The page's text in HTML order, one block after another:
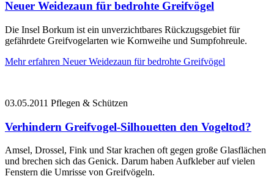
Neuer Weidezaun für bedrohte Greifvögel
Die Insel Borkum ist ein unverzichtbares Rückzugsgebiet für
gefährdete Greifvogelarten wie Kornweihe und Sumpfohreule.
Mehr erfahren Neuer Weidezaun für bedrohte Greifvögel
03.05.2011 Pflegen & Schützen
Verhindern Greifvogel-Silhouetten den Vogeltod?
Amsel, Drossel, Fink und Star krachen oft gegen große Glasflächen
und brechen sich das Genick. Darum haben Aufkleber auf vielen
Fenstern die Umrisse von Greifvögeln.